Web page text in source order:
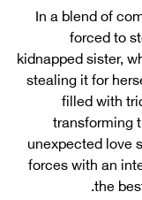
In a blend of
forced to
kidnapped sister,
stealing it for
filled with
transforming
unexpected love
forces with an
the